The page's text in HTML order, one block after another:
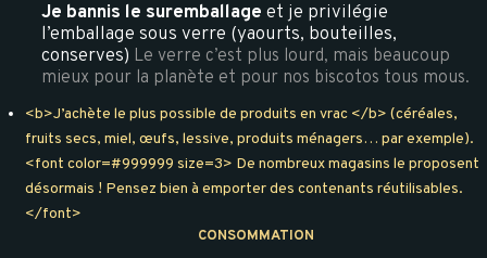
Je bannis le suremballage et je privilégie
l’emballage sous verre (yaourts, bouteilles,
conserves) Le verre c’est plus lourd, mais beaucoup
mieux pour la planète et pour nos biscotos tous mous.
<b>J’achète le plus possible de produits en vrac </b> (céréales,
fruits secs, miel, œufs, lessive, produits ménagers… par exemple).
<font color=#999999 size=3> De nombreux magasins le proposent
désormais ! Pensez bien à emporter des contenants réutilisables.
</font>
CONSOMMATION